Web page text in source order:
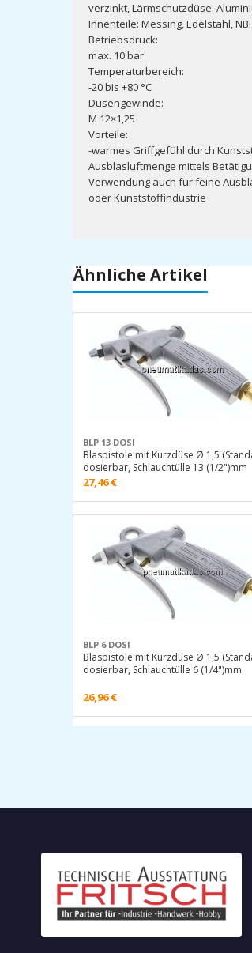
verzinkt, Lärmschutzdüse:
Innenteile: Messing, Edelstahl,
Betriebsdruck:
max. 10 bar
Temperaturbereich:
-20 bis +80 °C
Düsengewinde:
M 12×1,25
Vorteile:
-warmes Griffgefühl durch
Ausblasluftmenge mittels
Verwendung auch für feine
oder Kunststoffindustrie
Ähnliche Artikel
BLP 13 DOSI
Blaspistole mit Kurzdüse Ø 1,5
dosierbar, Schlauchtülle 13 (1/2")mm
27,46€
BLP 6 DOSI
Blaspistole mit Kurzdüse Ø 1,5
dosierbar, Schlauchtülle 6 (1/4")mm
26,96€